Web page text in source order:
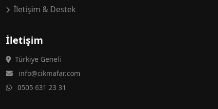
İletişim & Destek
İletişim
Türkiye Geneli
info@cikmafar.com
0505 631 23 31